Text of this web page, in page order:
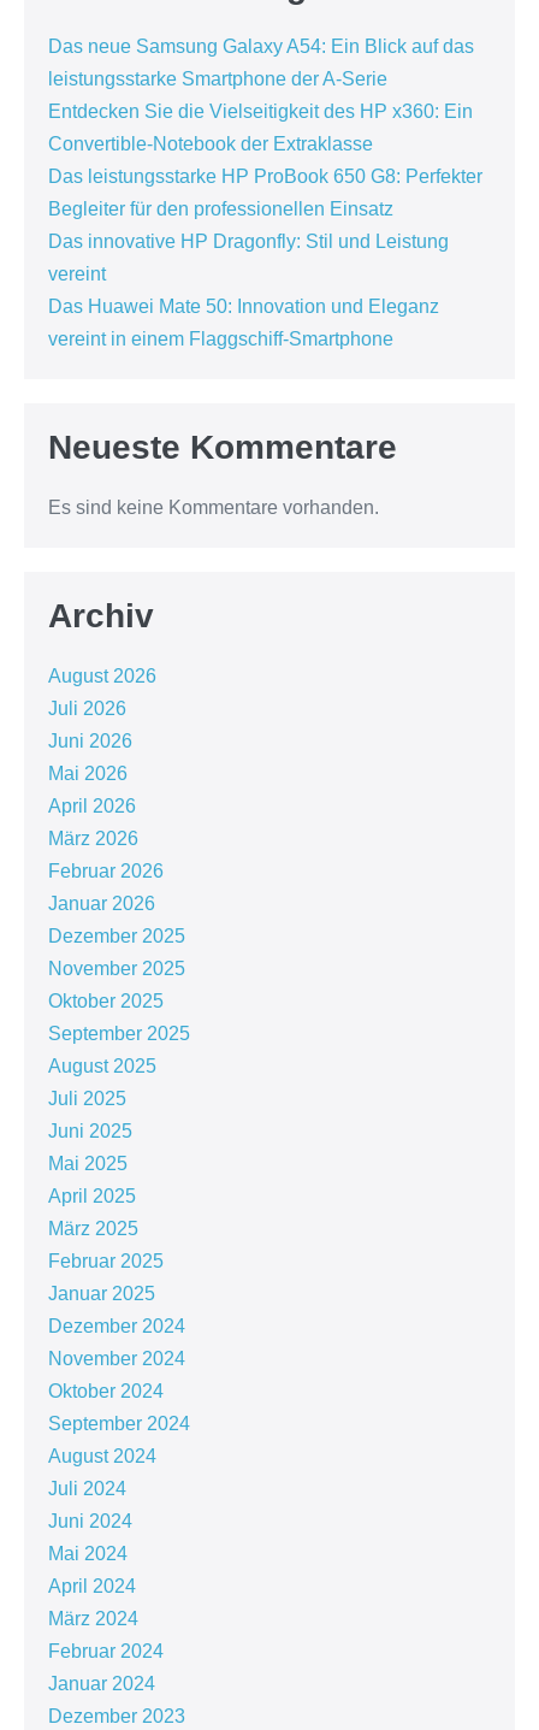
Das neue Samsung Galaxy A54: Ein Blick auf das
leistungsstarke Smartphone der A-Serie
Entdecken Sie die Vielseitigkeit des HP x360: Ein
Convertible-Notebook der Extraklasse
Das leistungsstarke HP ProBook 650 G8: Perfekter
Begleiter für den professionellen Einsatz
Das innovative HP Dragonfly: Stil und Leistung
vereint
Das Huawei Mate 50: Innovation und Eleganz
vereint in einem Flaggschiff-Smartphone
Neueste Kommentare
Es sind keine Kommentare vorhanden.
Archiv
August 2026
Juli 2026
Juni 2026
Mai 2026
April 2026
März 2026
Februar 2026
Januar 2026
Dezember 2025
November 2025
Oktober 2025
September 2025
August 2025
Juli 2025
Juni 2025
Mai 2025
April 2025
März 2025
Februar 2025
Januar 2025
Dezember 2024
November 2024
Oktober 2024
September 2024
August 2024
Juli 2024
Juni 2024
Mai 2024
April 2024
März 2024
Februar 2024
Januar 2024
Dezember 2023